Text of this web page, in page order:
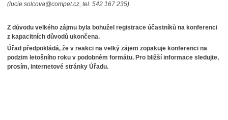
(lucie.solcova@compet.cz, tel. 542 167 235).
Z důvodu velkého zájmu byla bohužel registrace účastníků na konferenci
z kapacitních důvodů ukončena.
Úřad předpokládá, že v reakci na velký zájem zopakuje konferenci na
podzim letošního roku v podobném formátu. Pro bližší informace sledujte,
prosím, internetové stránky Úřadu.